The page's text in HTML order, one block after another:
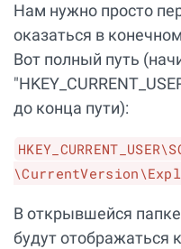
Нам нужно просто
оказаться в
Вот полный путь
до конца пути):
В открывшейся папке
будут отображаться